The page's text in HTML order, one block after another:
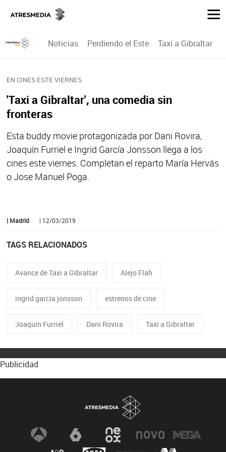
Noticias Perdiendo el Este Taxi a Gibraltar
EN CINES ESTE VIERNES
'Taxi a Gibraltar', una comedia sin
fronteras
Esta buddy movie protagonizada por Dani Rovira,
Joaquín Furriel e Ingrid García Jonsson llega a los
cines este viernes. Completan el reparto María Hervás
o Jose Manuel Poga.
| Madrid | 12/03/2019
TAGS RELACIONADOS
Avance de Taxi a Gibraltar Alejo Flah
ingrid garcía jonsson estrenos de cine
Joaquín Furriel Dani Rovira Taxi a Gibraltar
Publicidad